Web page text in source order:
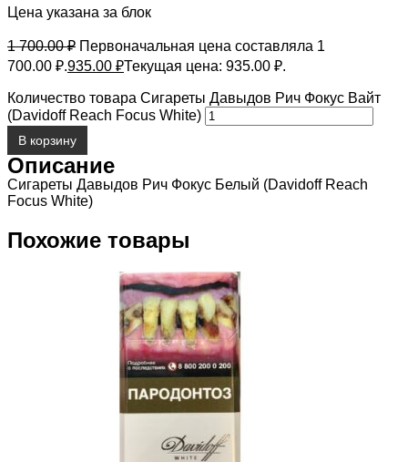
Цена указана за блок
1 700.00₽ Первоначальная цена составляла 1
700.00 ₽.935.00 ₽Текущая цена: 935.00 ₽.
Количество товара Сигареты Давыдов Рич Фокус Вайт
(Davidoff Reach Focus White)
В корзину
Описание
Сигареты Давыдов Рич Фокус Белый (Davidoff Reach
Focus White)
Похожие товары